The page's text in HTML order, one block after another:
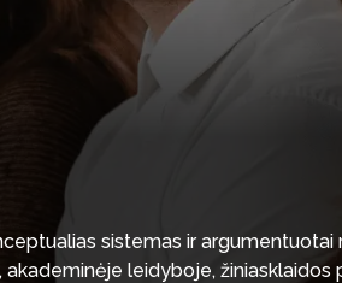
sistemas ir argumentuotai
leidyboje, žiniasklaidos